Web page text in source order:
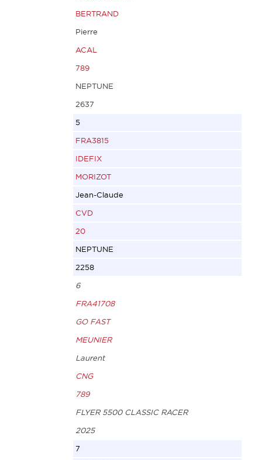
BERTRAND
Pierre
ACAL
789
NEPTUNE
2637
5
FRA3815
IDEFIX
MORIZOT
Jean-Claude
CVD
20
NEPTUNE
2258
6
FRA41708
GO FAST
MEUNIER
Laurent
CNG
789
FLYER 5500 CLASSIC RACER
2025
7